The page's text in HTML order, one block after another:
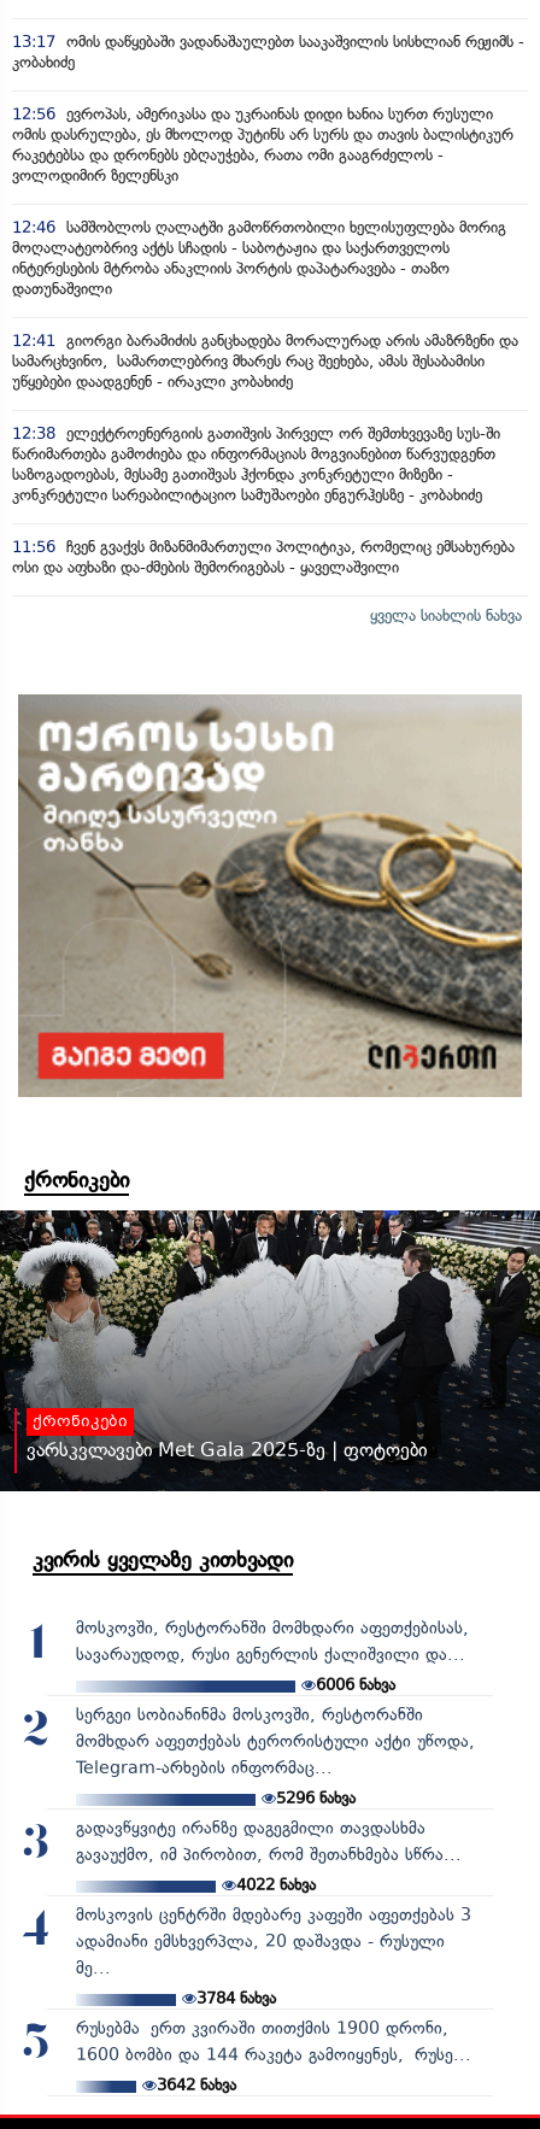
13:17 ომის დაწყებაში ვადანაშაულებთ სააკაშვილის სისხლიან რეჟიმს -
კობახიძე
12:56 ევროპას, ამერიკასა და უკრაინას დიდი ხანია სურთ რუსული
ომის დასრულება, ეს მხოლოდ პუტინს არ სურს და თავის ბალისტიკურ
რაკეტებსა და დრონებს ებღაუჭება, რათა ომი გააგრძელოს -
ვოლოდიმირ ზელენსკი
12:46 სამშობლოს ღალატში გამოწრთობილი ხელისუფლება მორიგ
მოღალატეობრივ აქტს სჩადის - საბოტაჟია და საქართველოს
ინტერესების მტრობა ანაკლიის პორტის დაპატარავება - თაზო
დათუნაშვილი
12:41
გიორგი ბარამიძის განცხადება მორალურად არის ამაზრზენი და
სამარცხვინო, სამართლებრივ მხარეს რაც შეეხება, ამას შესაბამისი
უწყებები დაადგენენ - ირაკლი კობახიძე
12:38 ელექტროენერგიის გათიშვის პირველ ორ შემთხვევაზე სუს-ში
წარიმართება გამოძიება და ინფორმაციას მოგვიანებით წარვუდგენთ
საზოგადოებას, მესამე გათიშვას ჰქონდა კონკრეტული მიზეზი -
კონკრეტული სარეაბილიტაციო სამუშაოები ენგურჰესზე - კობახიძე
11:56 ჩვენ გვაქვს მიზანმიმართული პოლიტიკა, რომელიც ემსახურება
ოსი და აფხაზი და-ძმების შემორიგებას - ყაველაშვილი
ყველა სიახლის ნახვა
ქრონიკები
ქრონიკები
ვარსკვლავები Met Gala 2025-ზე | ფოტოები
კვირის ყველაზე კითხვადი
1
მოსკოვში, რესტორანში მომხდარი აფეთქებისას,
სავარაუდოდ, რუსი გენერლის ქალიშვილი და...
6006ნახვა
2
სერგეი სობიანინმა მოსკოვში, რესტორანში
მომხდარ აფეთქებას ტერორისტული აქტი უწოდა,
Telegram-არხების ინფორმაც...
5296ნახვა
3
გადავწყვიტე ირანზე დაგეგმილი თავდასხმა
გავაუქმო, იმ პირობით, რომ შეთანხმება სწრა...
4022ნახვა
4
მოსკოვის ცენტრში მდებარე კაფეში აფეთქებას 3
ადამიანი ემსხვერპლა, 20 დაშავდა - რუსული
მე...
3784ნახვა
5
რუსებმა ერთ კვირაში თითქმის 1900 დრონი,
1600 ბომბი და 144 რაკეტა გამოიყენეს, რუსე...
3642ნახვა